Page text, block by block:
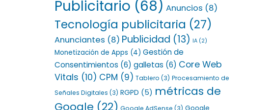
Publicitario (68) Anuncios (8)
Tecnología publicitaria (27)
Anunciantes (8) Publicidad (13) IA (2)
Monetización de Apps (4) Gestión de
Consentimientos (6) galletas (6) Core Web
Vitals (10) CPM (9) Tablero (3) Procesamiento de
Señales Digitales (3) RGPD (5) métricas de